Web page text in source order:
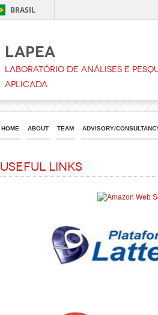
BRASIL
LAPEA
Laboratório de Análises e
Aplicada
HOME ABOUT TEAM ADVISORY/
Useful links